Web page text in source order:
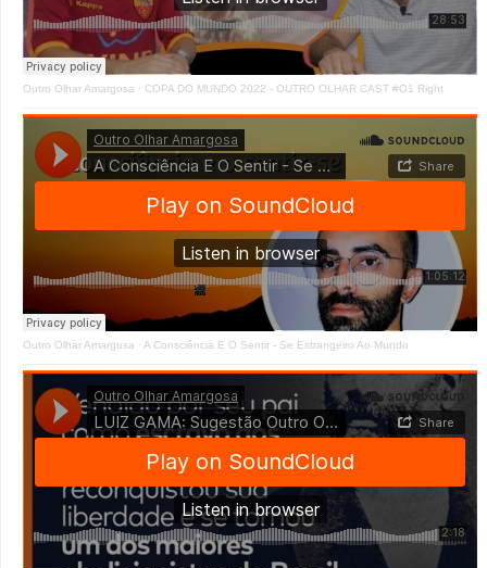
Outro Olhar Amargosa · COPA DO MUNDO 2022 - OUTRO OLHAR CAST #O1 Right
Outro Olhar Amargosa · A Consciência E O Sentir - Se Estrangeiro Ao Mundo